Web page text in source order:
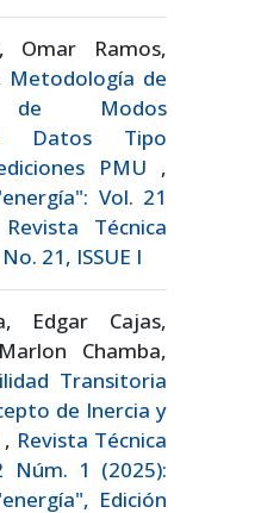
Omar Ramos,
Metodología de
de Modos
Datos Tipo
PMU ,
Vol. 21
Técnica
21, ISSUE I
Edgar Cajas,
Chamba,
Transitoria
de Inercia y
, Revista Técnica
Núm. 1 (2025):
Edición